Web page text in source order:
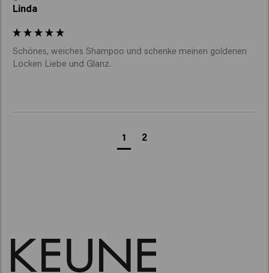
Linda
Schönes, weiches Shampoo und schenke meinen goldenen
Locken Liebe und Glanz.
1 2